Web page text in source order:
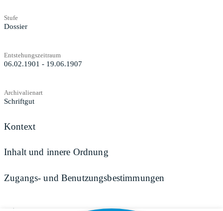
Stufe
Dossier
Entstehungszeitraum
06.02.1901 - 19.06.1907
Archivalienart
Schriftgut
Kontext
Inhalt und innere Ordnung
Zugangs- und Benutzungsbestimmungen